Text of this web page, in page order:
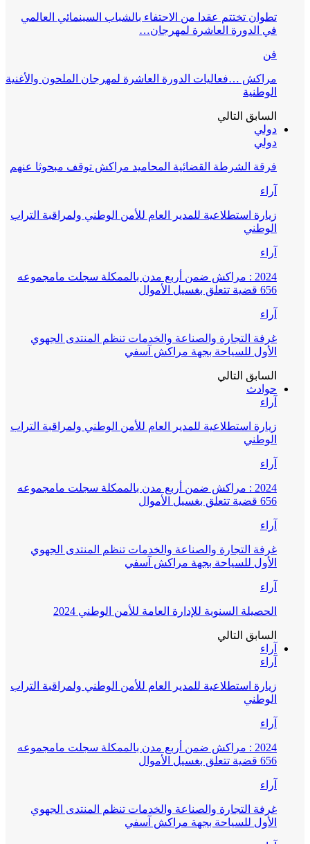
تطوان تختتم عقدا من الاحتفاء بالشباب السينمائي العالمي
في الدورة العاشرة لمهرجان…
فن
مراكش …فعاليات الدورة العاشرة لمهرجان الملحون والأغنية
الوطنية
السابق التالي
دولي
دولي
فرقة الشرطة القضائية المحاميد مراكش توقف مبحوثا عنهم
آراء
زيارة استطلاعية للمدير العام للأمن الوطني ولمراقبة التراب
الوطني
آراء
2024 : مراكش ضمن أربع مدن بالممكلة سجلت مامجموعه
656 قضية تتعلق بغسيل الأموال
آراء
غرفة التجارة والصناعة والخدمات تنظم المنتدى الجهوي
الأول للسياحة بجهة مراكش آسفي
السابق التالي
حوادث
آراء
زيارة استطلاعية للمدير العام للأمن الوطني ولمراقبة التراب
الوطني
آراء
2024 : مراكش ضمن أربع مدن بالممكلة سجلت مامجموعه
656 قضية تتعلق بغسيل الأموال
آراء
غرفة التجارة والصناعة والخدمات تنظم المنتدى الجهوي
الأول للسياحة بجهة مراكش آسفي
آراء
الحصيلة السنوية للإدارة العامة للأمن الوطني 2024
السابق التالي
آراء
آراء
زيارة استطلاعية للمدير العام للأمن الوطني ولمراقبة التراب
الوطني
آراء
2024 : مراكش ضمن أربع مدن بالممكلة سجلت مامجموعه
656 قضية تتعلق بغسيل الأموال
آراء
غرفة التجارة والصناعة والخدمات تنظم المنتدى الجهوي
الأول للسياحة بجهة مراكش آسفي